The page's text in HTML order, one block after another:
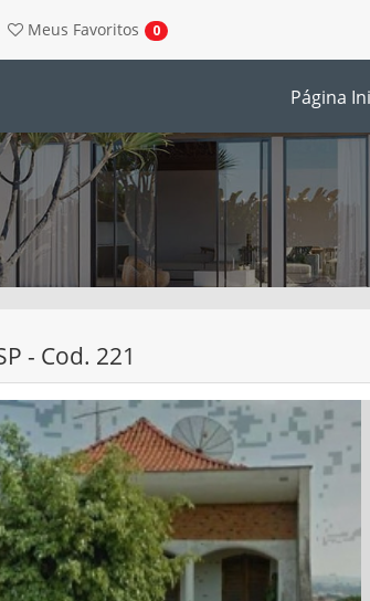
Meus Favoritos 0
Página
- Cod. 221